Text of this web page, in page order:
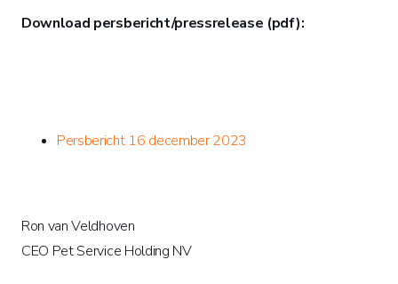
Download persbericht/pressrelease (pdf):
Persbericht 16 december 2023
Ron van Veldhoven
CEO Pet Service Holding NV